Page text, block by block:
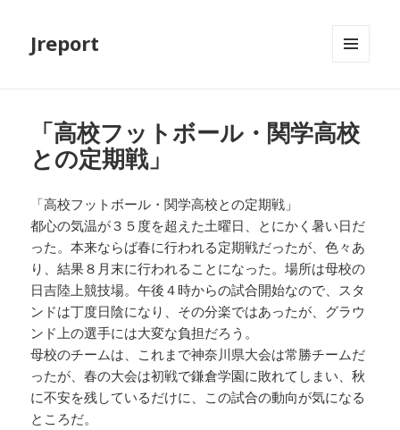
Jreport
ット
「高校フットボール・関学高校
との定期戦」
「高校フットボール・関学高校との定期戦」
都心の気温が３５度を超えた土曜日、とにかく暑い日だ
った。本来ならば春に行われる定期戦だったが、色々あ
り、結果８月末に行われることになった。場所は母校の
日吉陸上競技場。午後４時からの試合開始なので、スタ
ンドは丁度日陰になり、その分楽ではあったが、グラウ
ンド上の選手には大変な負担だろう。
母校のチームは、これまで神奈川県大会は常勝チームだ
ったが、春の大会は初戦で鎌倉学園に敗れてしまい、秋
に不安を残しているだけに、この試合の動向が気になる
ところだ。